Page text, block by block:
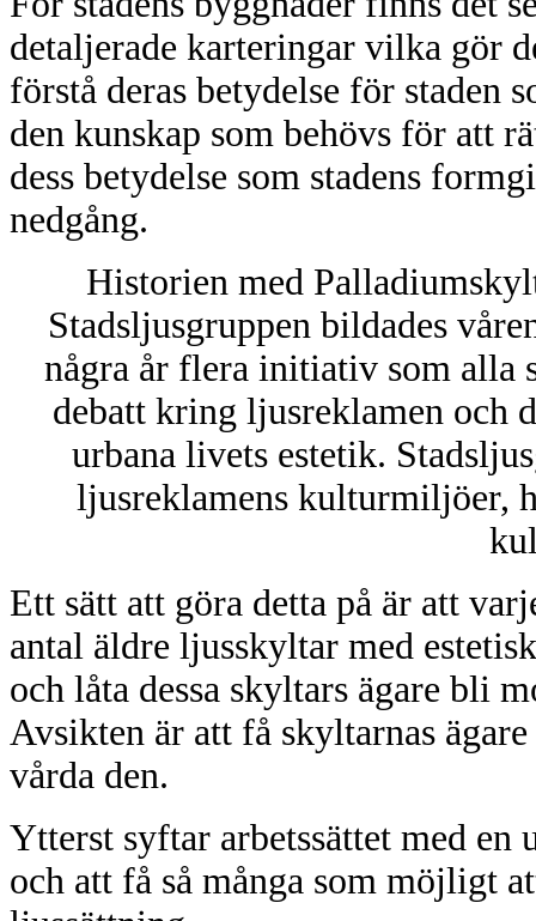
detaljerade karteringar vilka gör
förstå deras betydelse för staden
den kunskap som behövs för att
dess betydelse som stadens
nedgång.
Historien med
Stadsljusgruppen bildades
några år flera initiativ som alla
debatt kring ljusreklamen och
urbana livets estetik.
ljusreklamens kulturmiljöer,
Ett sätt att göra detta på är att
antal äldre ljusskyltar med
och låta dessa skyltars ägare bli
Avsikten är att få skyltarnas
vårda den.
Ytterst syftar arbetssättet med
och att få så många som möjligt